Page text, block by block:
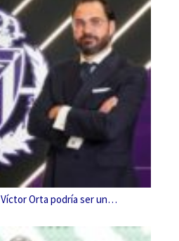
Orta podría ser un…